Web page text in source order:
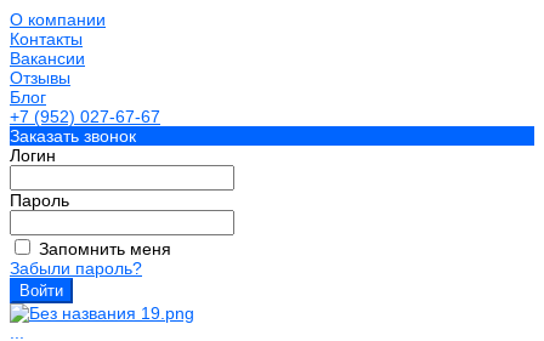
О компании
Контакты
Вакансии
Отзывы
Блог
+7 (952) 027-67-67
Заказать звонок
Логин
Пароль
Запомнить меня
Забыли пароль?